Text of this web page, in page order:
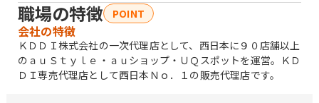
職場の特徴 POINT
会社の特徴
ＫＤＤＩ株式会社の一次代理店として、西日本に９０店舗以上
のａｕＳｔｙｌｅ・ａｕショップ・ＵＱスポットを運営。ＫＤ
ＤＩ専売代理店として西日本Ｎｏ．１の販売代理店です。